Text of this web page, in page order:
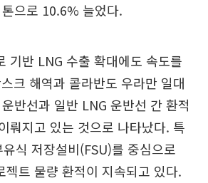
으로 10.6% 늘었다.
기반 LNG 수출 확대에도 속도를
크 해역과 콜라반도 우라만 일대
반선과 일반 LNG 운반선 간 환적
뤄지고 있는 것으로 나타났다. 특
식 저장설비(FSU)를 중심으로
트 물량 환적이 지속되고 있다.